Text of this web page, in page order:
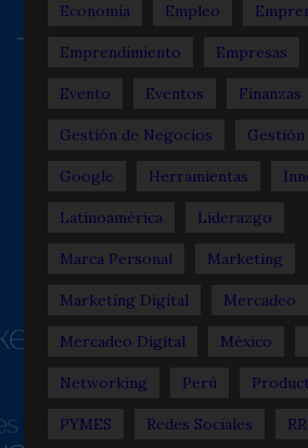
Economía Empleo
Emprendimiento Empresas
Evento Eventos Finanzas
Gestión de Negocios
Google Herramientas
Latinoamérica Liderazgo
Marca Personal Marketing
Marketing Digital Mercadeo
Mercadeo Digital México
Networking Perú
PYMES Redes Sociales